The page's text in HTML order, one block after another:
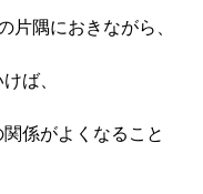
片隅におきながら、
ば、
係がよくなること